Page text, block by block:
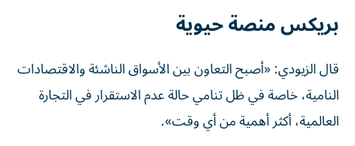
بريكس منصة حيوية
قال الزيودي: «أصبح التعاون بين الأسواق الناشئة والاقتصادات
النامية، خاصة في ظل تنامي حالة عدم الاستقرار في التجارة
العالمية، أكثر أهمية من أي وقت».